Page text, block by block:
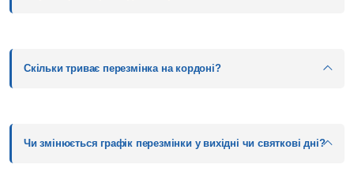
Скільки триває перезмінка на кордоні?
Чи змінюється графік перезмінки у вихідні чи святкові дні?